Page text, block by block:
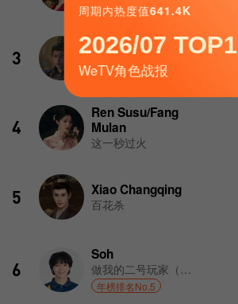
2026年3月
2026年2月
2026年1月
2025年12月
2025年11月
2025年10月
2025年8月
3 Xie Zheng
逐玉
4
Ren Susu/Fang
Mulan
这一秒过火
5 Xiao Changqing
百花杀
6
Soh
做我的二号玩家（未剪辑版）
年榜排名No.5
周期内热度值641.4K
2026/07 TOP1
WeTV角色战报